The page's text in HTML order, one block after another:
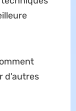
d'autres